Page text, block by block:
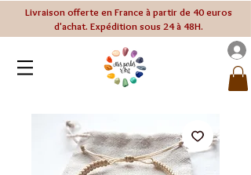
Livraison offerte en France à partir de 40 euros
d'achat. Expédition sous 24 à 48H.